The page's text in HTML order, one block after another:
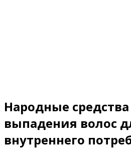
Народные средства
выпадения волос
внутреннего